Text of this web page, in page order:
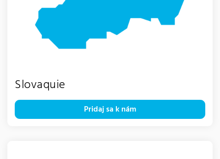
Slovaquie
Pridaj sa k nám